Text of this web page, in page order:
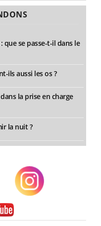
que se passe-t-il dans le
ils aussi les os ?
la prise en charge
la nuit ?